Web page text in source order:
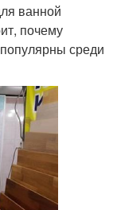
ванной
почему
среди